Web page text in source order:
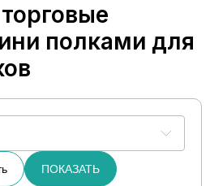
полками для
ПОКАЗАТЬ